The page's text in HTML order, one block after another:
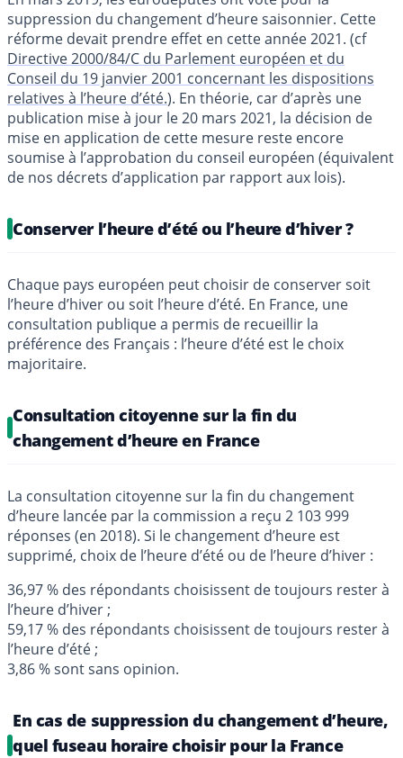
suppression du changement d’heure saisonnier. Cette
réforme devait prendre effet en cette année 2021. (cf
Directive 2000/84/C du Parlement européen et du
Conseil du 19 janvier 2001 concernant les dispositions
relatives à l’heure d’été.). En théorie, car d’après une
publication mise à jour le 20 mars 2021, la décision de
mise en application de cette mesure reste encore
soumise à l’approbation du conseil européen (équivalent
de nos décrets d’application par rapport aux lois).
Conserver l’heure d’été ou l’heure d’hiver ?
Chaque pays européen peut choisir de conserver soit
l’heure d’hiver ou soit l’heure d’été. En France, une
consultation publique a permis de recueillir la
préférence des Français : l’heure d’été est le choix
majoritaire.
Consultation citoyenne sur la fin du
changement d’heure en France
La consultation citoyenne sur la fin du changement
d’heure lancée par la commission a reçu 2 103 999
réponses (en 2018). Si le changement d’heure est
supprimé, choix de l’heure d’été ou de l’heure d’hiver :
36,97 % des répondants choisissent de toujours rester à
l’heure d’hiver ;
59,17 % des répondants choisissent de toujours rester à
l’heure d’été ;
3,86 % sont sans opinion.
En cas de suppression du changement d’heure,
quel fuseau horaire choisir pour la France